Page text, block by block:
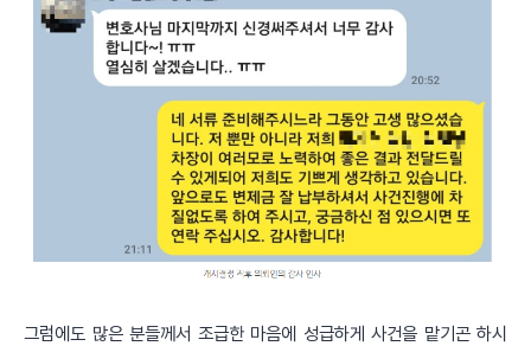
그럼에도 많은 분들께서 조급한 마음에 성급하게 사건을 맡기곤 하시